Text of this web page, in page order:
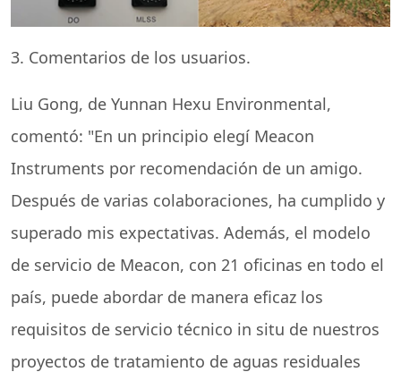
3. Comentarios de los usuarios.
Liu Gong, de Yunnan Hexu Environmental,
comentó: "En un principio elegí Meacon
Instruments por recomendación de un amigo.
Después de varias colaboraciones, ha cumplido y
superado mis expectativas. Además, el modelo
de servicio de Meacon, con 21 oficinas en todo el
país, puede abordar de manera eficaz los
requisitos de servicio técnico in situ de nuestros
proyectos de tratamiento de aguas residuales